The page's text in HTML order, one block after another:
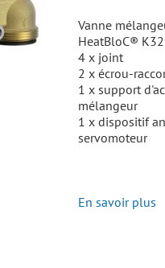
Vanne
HeatBloC® K32
4 x joint
2 x écrou-
1 x support
mélangeur
1 x dispositif
servomoteur
En savoir plus